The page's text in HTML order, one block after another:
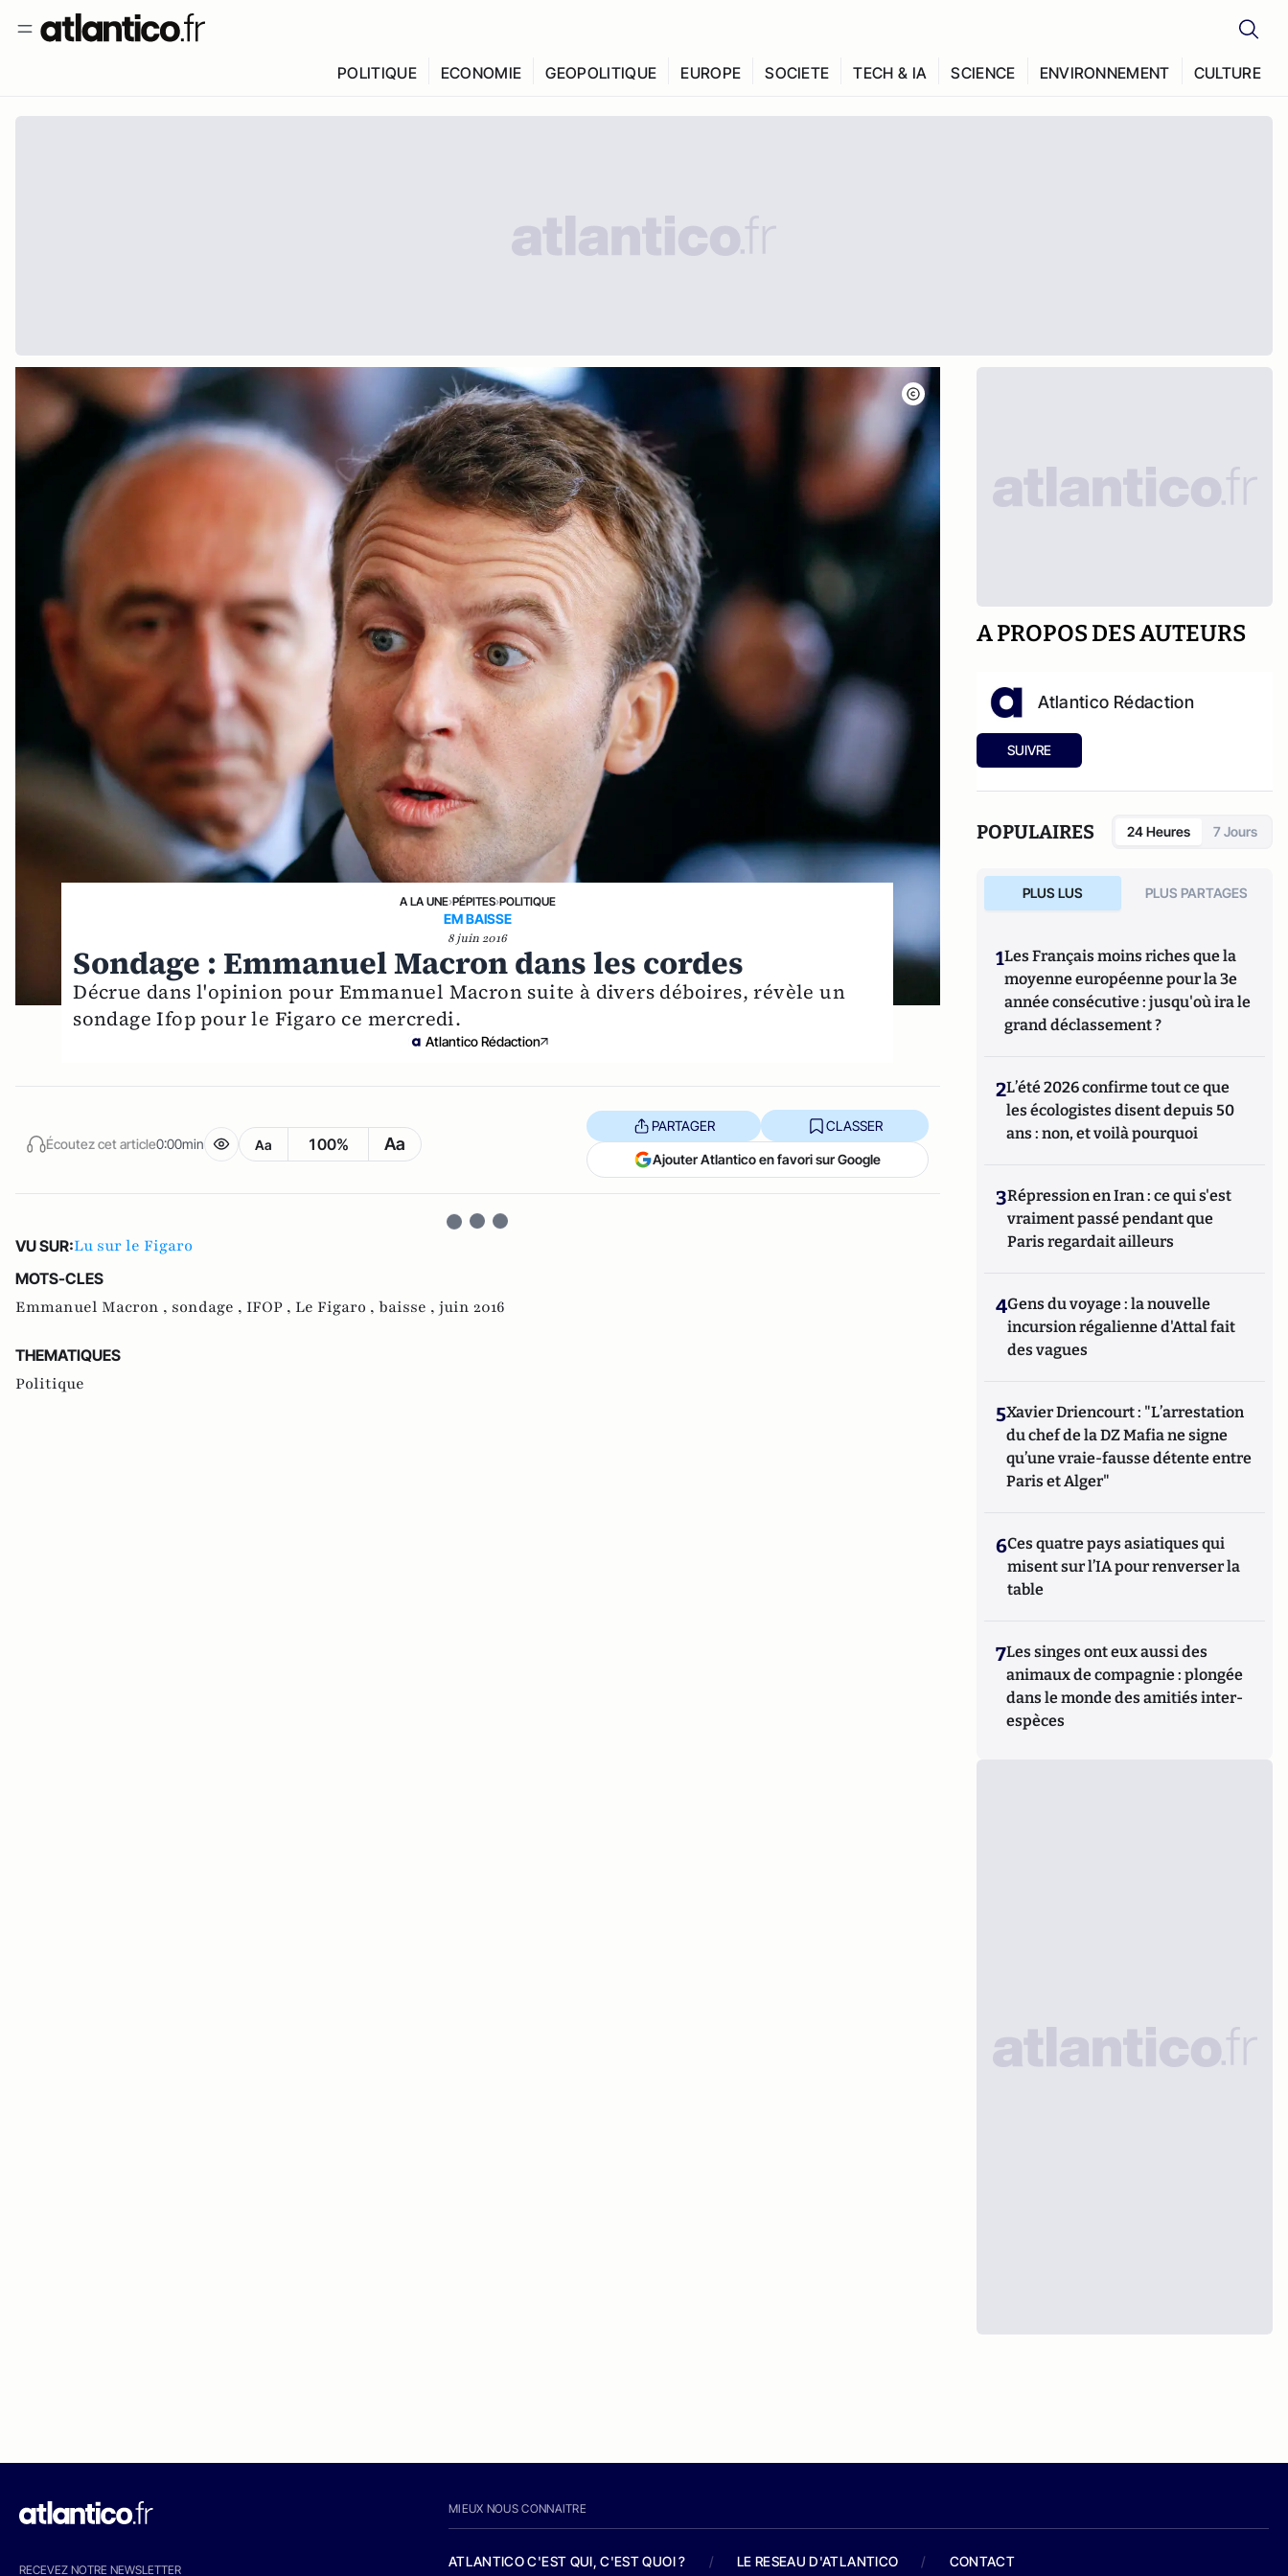
POLITIQUE ECONOMIE GEOPOLITIQUE EUROPE SOCIETE TECH & IA SCIENCE ENVIRONNEMENT CULTURE
A LA UNE›PÉPITES›POLITIQUE
EM BAISSE
8 juin 2016
Sondage : Emmanuel Macron dans les cordes
Décrue dans l'opinion pour Emmanuel Macron suite à divers déboires, révèle un
sondage Ifop pour le Figaro ce mercredi.
Atlantico Rédaction
Écoutez cet article0:00min Aa 100% Aa
PARTAGER CLASSER
Ajouter Atlantico en favori sur Google
VU SUR:Lu sur le Figaro
MOTS-CLES
Emmanuel Macron , sondage , IFOP , Le Figaro , baisse , juin 2016
THEMATIQUES
Politique
A PROPOS DES AUTEURS
Atlantico Rédaction
SUIVRE
POPULAIRES 24 Heures 7 Jours
PLUS LUS PLUS PARTAGES
1Les Français moins riches que la
moyenne européenne pour la 3e
année consécutive : jusqu'où ira le
grand déclassement ?
2L’été 2026 confirme tout ce que
les écologistes disent depuis 50
ans : non, et voilà pourquoi
3Répression en Iran : ce qui s'est
vraiment passé pendant que
Paris regardait ailleurs
4Gens du voyage : la nouvelle
incursion régalienne d'Attal fait
des vagues
5Xavier Driencourt : "L’arrestation
du chef de la DZ Mafia ne signe
qu’une vraie-fausse détente entre
Paris et Alger"
6Ces quatre pays asiatiques qui
misent sur l’IA pour renverser la
table
7Les singes ont eux aussi des
animaux de compagnie : plongée
dans le monde des amitiés inter-
espèces
RECEVEZ NOTRE NEWSLETTER
MIEUX NOUS CONNAITRE
ATLANTICO C'EST QUI, C'EST QUOI ? / LE RESEAU D'ATLANTICO / CONTACT